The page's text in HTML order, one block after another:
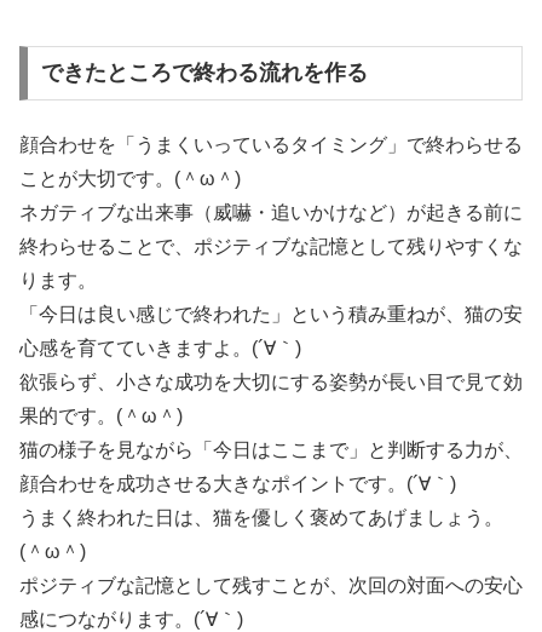
できたところで終わる流れを作る
顔合わせを「うまくいっているタイミング」で終わらせる
ことが大切です。(＾ω＾)
ネガティブな出来事（威嚇・追いかけなど）が起きる前に
終わらせることで、ポジティブな記憶として残りやすくな
ります。
「今日は良い感じで終われた」という積み重ねが、猫の安
心感を育てていきますよ。(´∀｀)
欲張らず、小さな成功を大切にする姿勢が長い目で見て効
果的です。(＾ω＾)
猫の様子を見ながら「今日はここまで」と判断する力が、
顔合わせを成功させる大きなポイントです。(´∀｀)
うまく終われた日は、猫を優しく褒めてあげましょう。
(＾ω＾)
ポジティブな記憶として残すことが、次回の対面への安心
感につながります。(´∀｀)